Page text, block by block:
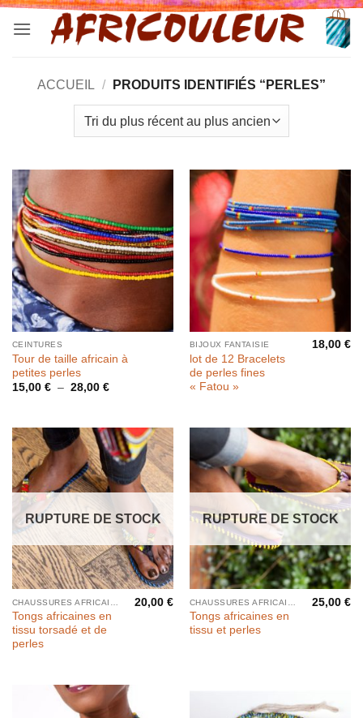
Passer
ACCUEIL / PRODUITS IDENTIFIÉS “PERLES”
CEINTURES
Tour de taille africain à
petites perles
15,00 € – 28,00 €Plage
à
28,00 €
BIJOUX FANTAISIE
lot de 12 Bracelets
de perles fines
« Fatou »
18,00€
RUPTURE DE STOCK
Tongs africaines en
tissu torsadé et de
perles
20,00€
RUPTURE DE STOCK
Tongs africaines en
tissu et perles
25,00€